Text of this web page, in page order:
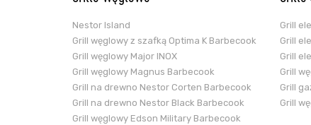
Nestor Island
Grill węglowy z szafką Optima K Barbecook
Grill węglowy Major INOX
Grill węglowy Magnus Barbecook
Grill na drewno Nestor Corten Barbecook
Grill na drewno Nestor Black Barbecook
Grill węglowy Edson Military Barbecook
Grill
Grill
Grill
Grill
Grill
Grill